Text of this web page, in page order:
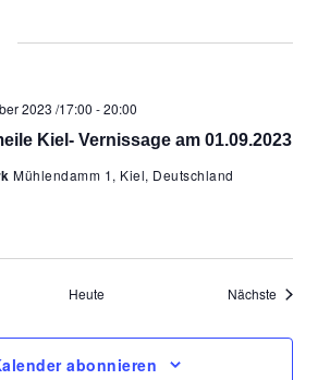
Kiel- Vernissage am 01.09.2023
2023 /17:00 -20:00
Mühlendamm 1, Kiel, Deutschland
Heute Nächste
abonnieren